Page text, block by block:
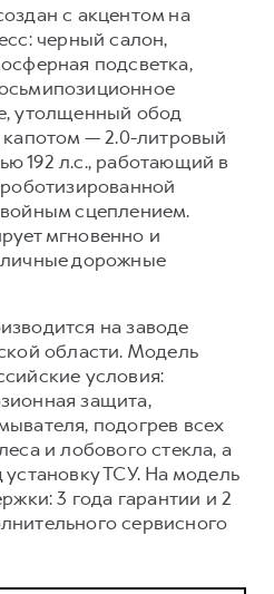
с акцентом на
черный салон,
подсветка,
утолщенный обод
— 2.0-литровый
192 л.с., работающий в
сцеплением.
мгновенно и
дорожные
на заводе
области. Модель
условия:
защита,
подогрев всех
и лобового стекла, а
ТСУ. На модель
3 года гарантии и 2
сервисного